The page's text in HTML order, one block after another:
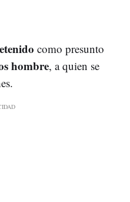
como presunto
hombre, a quien se